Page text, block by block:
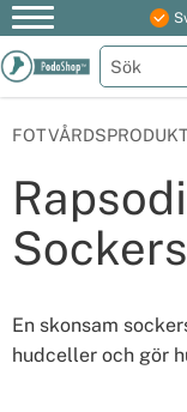
Meny
En skonsam
hudceller och gör